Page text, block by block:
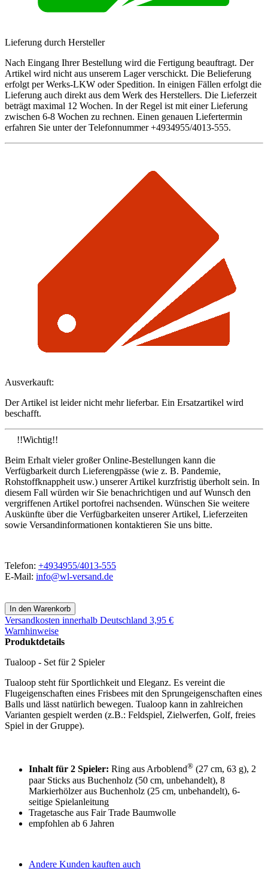
Lieferung durch Hersteller
Nach Eingang Ihrer Bestellung wird die Fertigung beauftragt. Der
Artikel wird nicht aus unserem Lager verschickt. Die Belieferung
erfolgt per Werks-LKW oder Spedition. In einigen Fällen erfolgt die
Lieferung auch direkt aus dem Werk des Herstellers. Die Lieferzeit
beträgt maximal 12 Wochen. In der Regel ist mit einer Lieferung
zwischen 6-8 Wochen zu rechnen. Einen genauen Liefertermin
erfahren Sie unter der Telefonnummer +4934955/4013-555.
Ausverkauft:
Der Artikel ist leider nicht mehr lieferbar. Ein Ersatzartikel wird
beschafft.
!!Wichtig!!
Beim Erhalt vieler großer Online-Bestellungen kann die
Verfügbarkeit durch Lieferengpässe (wie z. B. Pandemie,
Rohstoffknappheit usw.) unserer Artikel kurzfristig überholt sein. In
diesem Fall würden wir Sie benachrichtigen und auf Wunsch den
vergriffenen Artikel portofrei nachsenden. Wünschen Sie weitere
Auskünfte über die Verfügbarkeiten unserer Artikel, Lieferzeiten
sowie Versandinformationen kontaktieren Sie uns bitte.
Telefon: +4934955/4013-555
E-Mail: info@wl-versand.de
Versandkosten innerhalb Deutschland 3,95 €
Warnhinweise
Produktdetails
Tualoop - Set für 2 Spieler
Tualoop steht für Sportlichkeit und Eleganz. Es vereint die
Flugeigenschaften eines Frisbees mit den Sprungeigenschaften eines
Balls und lässt natürlich bewegen. Tualoop kann in zahlreichen
Varianten gespielt werden (z.B.: Feldspiel, Zielwerfen, Golf, freies
Spiel in der Gruppe).
Inhalt für 2 Spieler: Ring aus Arboblend® (27 cm, 63 g), 2
paar Sticks aus Buchenholz (50 cm, unbehandelt), 8
Markierhölzer aus Buchenholz (25 cm, unbehandelt), 6-
seitige Spielanleitung
Tragetasche aus Fair Trade Baumwolle
empfohlen ab 6 Jahren
Andere Kunden kauften auch